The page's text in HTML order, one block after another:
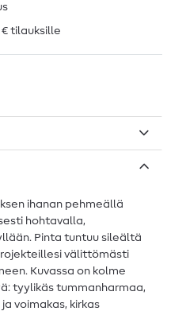
tilauksille
ihanan pehmeällä
hohtavalla,
Pinta tuntuu sileältä
välittömästi
Kuvassa on kolme
tyylikäs tummanharmaa,
voimakas, kirkas